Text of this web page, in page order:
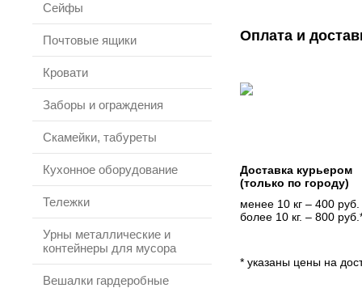
Сейфы
Почтовые ящики
Кровати
Заборы и ограждения
Скамейки, табуреты
Кухонное оборудование
Тележки
Урны металлические и
контейнеры для мусора
Вешалки гардеробные
Оплата и
Доставка курьером
(только по городу)
менее 10 кг – 400 руб.
более 10 кг. – 800
* указаны цены на